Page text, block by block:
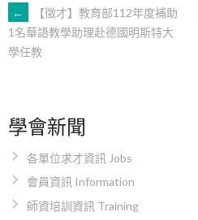
文
章
導
覽
←
【徵才】教育部112年度補助
1名華語教學助理赴德國明斯特大
學任教
學會新聞
各單位求才資訊 Jobs
會員資訊 Information
師資培訓資訊 Training